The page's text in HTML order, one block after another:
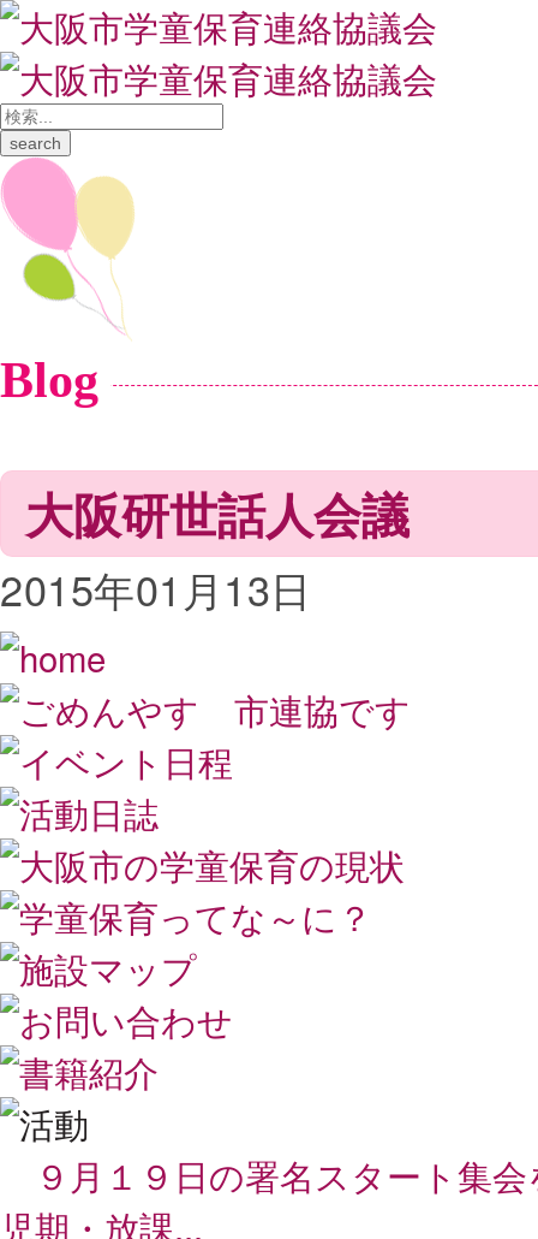
Blog
大阪研世話人会議
2015年01月13日
９月１９日の署名スタート集
児期・放課...